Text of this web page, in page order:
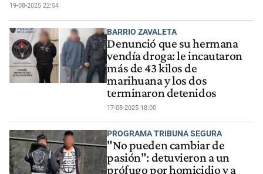
19-08-2025 22:54
BARRIO ZAVALETA
Denunció que su hermana
vendía droga: le incautaron
más de 43 kilos de
marihuana y los dos
terminaron detenidos
17-08-2025 18:00
PROGRAMA TRIBUNA SEGURA
"No pueden cambiar de
pasión": detuvieron a un
prófugo por homicidio y a